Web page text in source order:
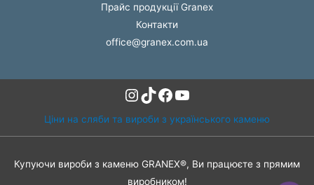
Прайс продукції Granex
Контакти
office@granex.com.ua
Instagram
TikTok
Facebook
YouTube
Ціни на сляби та вироби з українського каменю
Купуючи вироби з каменю GRANEX®, Ви працюєте з прямим
виробником!